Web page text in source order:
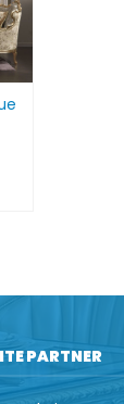
PARTNER